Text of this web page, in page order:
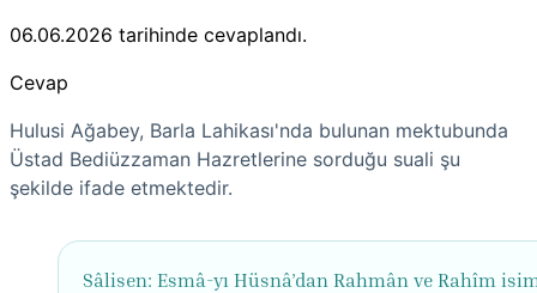
06.06.2026 tarihinde cevaplandı.
Cevap
Hulusi Ağabey, Barla Lahikası'nda bulunan mektubunda
Üstad Bediüzzaman Hazretlerine sorduğu suali şu
şekilde ifade etmektedir.
Sâlisen: Esmâ-yı Hüsnâ’dan Rahmân ve Rahîm